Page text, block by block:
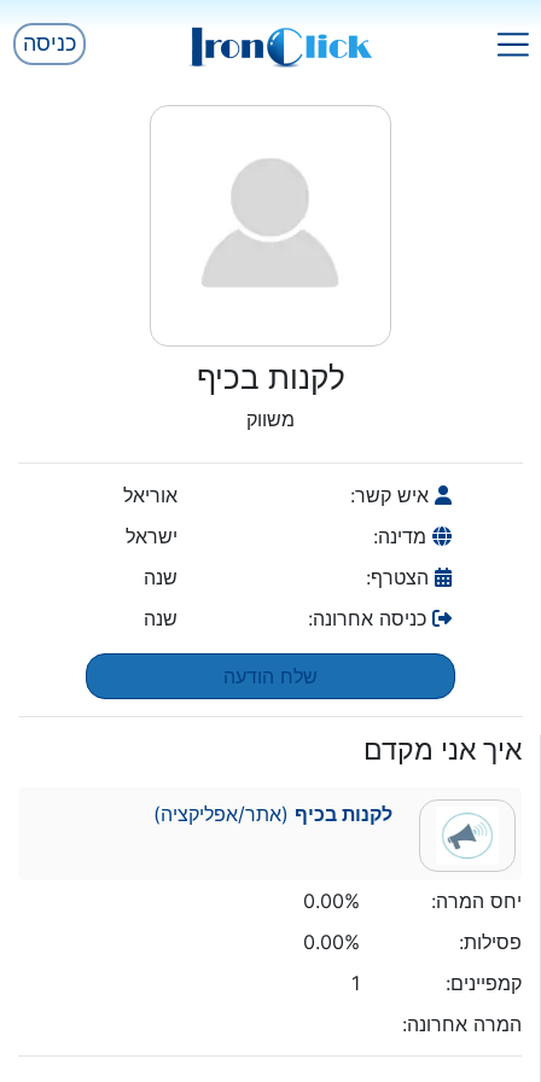
כניסה
לקנות בכיף
משווק
איש קשר:
אוריאל
מדינה:
ישראל
הצטרף:
שנה
כניסה אחרונה:
שנה
שלח הודעה
איך אני מקדם
לקנות בכיף (אתר/אפליקציה)
יחס המרה:
0.00%
פסילות:
0.00%
קמפיינים:
1
המרה אחרונה: